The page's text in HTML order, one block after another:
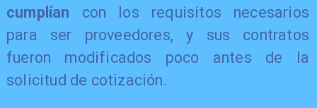
cumplían con los requisitos necesarios
para ser proveedores, y sus contratos
fueron modificados poco antes de la
solicitud de cotización.